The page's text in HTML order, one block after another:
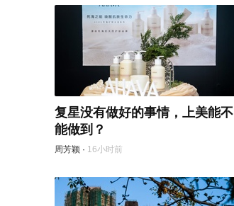
复星没有做好的事情，上美能不
能做到？
周芳颖 · 16小时前